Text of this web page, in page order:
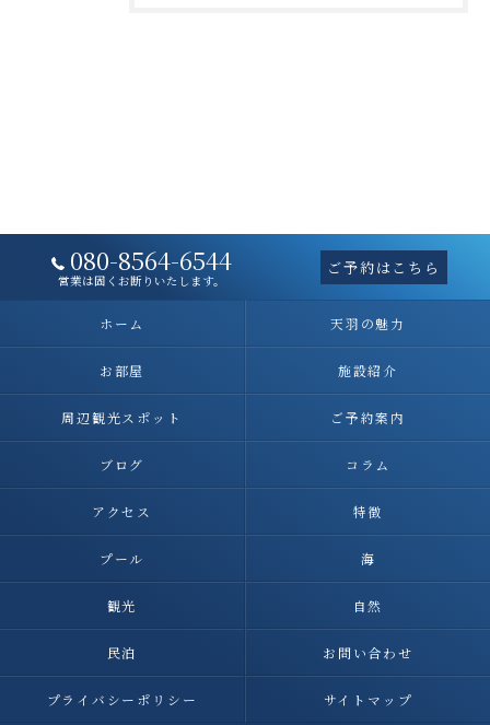
080-8564-6544
営業は固くお断りいたします。
ご予約はこちら
ホーム 天羽の魅力
お部屋 施設紹介
周辺観光スポット ご予約案内
ブログ コラム
アクセス 特徴
プール 海
観光 自然
民泊 お問い合わせ
プライバシーポリシー サイトマップ